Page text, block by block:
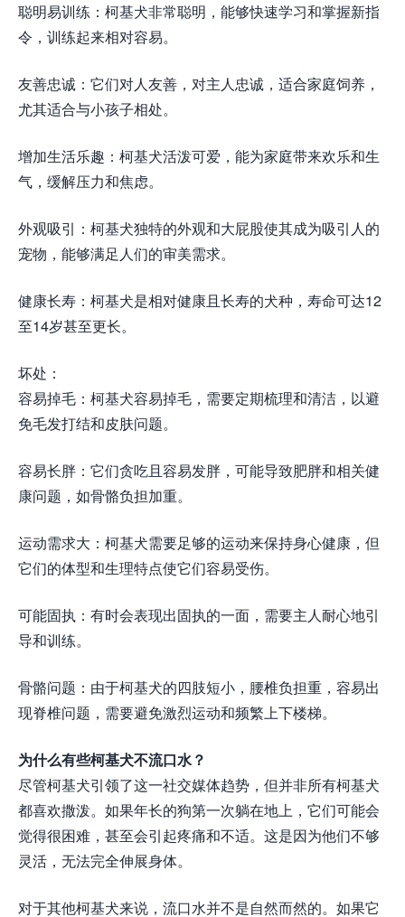
聪明易训练：柯基犬非常聪明，能够快速学习和掌握新指
令，训练起来相对容易。
友善忠诚：它们对人友善，对主人忠诚，适合家庭饲养，
尤其适合与小孩子相处。
增加生活乐趣：柯基犬活泼可爱，能为家庭带来欢乐和生
气，缓解压力和焦虑。
外观吸引：柯基犬独特的外观和大屁股使其成为吸引人的
宠物，能够满足人们的审美需求。
健康长寿：柯基犬是相对健康且长寿的犬种，寿命可达12
至14岁甚至更长。
坏处：
容易掉毛：柯基犬容易掉毛，需要定期梳理和清洁，以避
免毛发打结和皮肤问题。
容易长胖：它们贪吃且容易发胖，可能导致肥胖和相关健
康问题，如骨骼负担加重。
运动需求大：柯基犬需要足够的运动来保持身心健康，但
它们的体型和生理特点使它们容易受伤。
可能固执：有时会表现出固执的一面，需要主人耐心地引
导和训练。
骨骼问题：由于柯基犬的四肢短小，腰椎负担重，容易出
现脊椎问题，需要避免激烈运动和频繁上下楼梯。
为什么有些柯基犬不流口水？
尽管柯基犬引领了这一社交媒体趋势，但并非所有柯基犬
都喜欢撒泼。如果年长的狗第一次躺在地上，它们可能会
觉得很困难，甚至会引起疼痛和不适。这是因为他们不够
灵活，无法完全伸展身体。
对于其他柯基犬来说，流口水并不是自然而然的。如果它